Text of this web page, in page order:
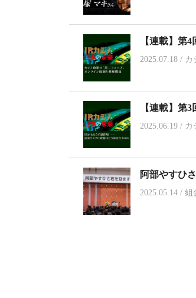
【連載】第
2025.07.18 / カ
【連載】第
2025.06.19 / カ
阿部やすひ
2025.05.14 / 組